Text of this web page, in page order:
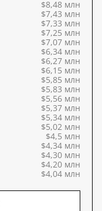
$8,48 млн
$7,43 млн
$7,33 млн
$7,25 млн
$7,07 млн
$6,34 млн
$6,27 млн
$6,15 млн
$5,85 млн
$5,83 млн
$5,56 млн
$5,37 млн
$5,34 млн
$5,02 млн
$4,5 млн
$4,34 млн
$4,30 млн
$4,20 млн
$4,04 млн